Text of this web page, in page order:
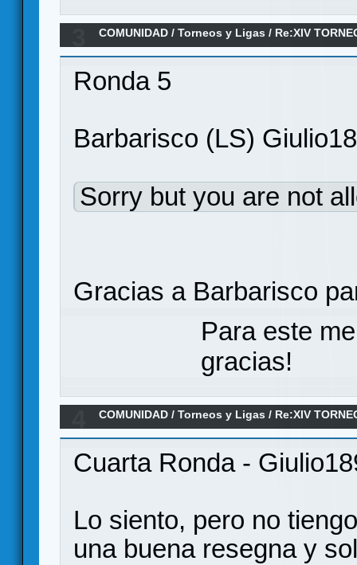
COMUNIDAD /Torneos y Ligas / Re:XIV
Ronda 5
Barbarisco (LS)
Sorry but you are not
Gracias a Barbarisco
Para este
gracias!
COMUNIDAD /Torneos y Ligas / Re:XIV
Cuarta Ronda -
Lo siento, pero no
una buena resegna y